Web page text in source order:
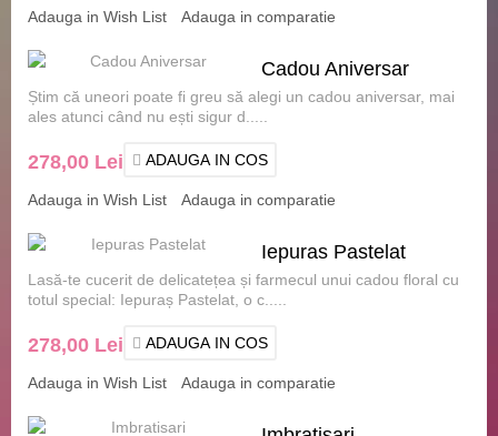
Adauga in Wish List Adauga in comparatie
Cadou Aniversar
Știm că uneori poate fi greu să alegi un cadou aniversar, mai
ales atunci când nu ești sigur d.....
278,00 Lei ADAUGA IN COS
Adauga in Wish List Adauga in comparatie
Iepuras Pastelat
Lasă-te cucerit de delicatețea și farmecul unui cadou floral cu
totul special: Iepuraș Pastelat, o c.....
278,00 Lei ADAUGA IN COS
Adauga in Wish List Adauga in comparatie